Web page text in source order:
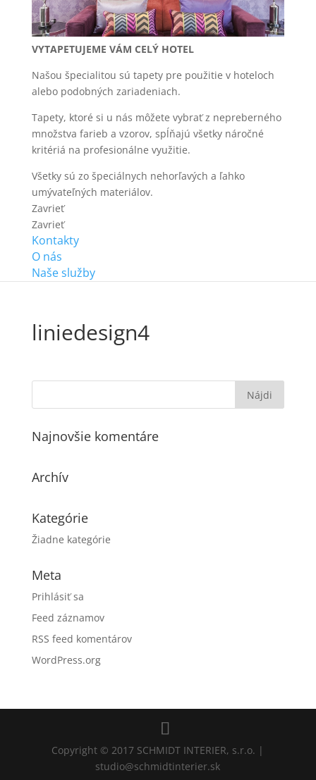
VYTAPETUJEME VÁM CELÝ HOTEL
Našou špecialitou sú tapety pre použitie v hoteloch
alebo podobných zariadeniach.
Tapety, ktoré si u nás môžete vybrať z nepreberného
množstva farieb a vzorov, spĺňajú všetky náročné
kritériá na profesionálne využitie.
Všetky sú zo špeciálnych nehorľavých a ľahko
umývateľných materiálov.
Zavrieť
Zavrieť
Kontakty
O nás
Naše služby
liniedesign4
Najnovšie komentáre
Archív
Kategórie
Žiadne kategórie
Meta
Prihlásiť sa
Feed záznamov
RSS feed komentárov
WordPress.org
Copyright © 2017 SCHMIDT INTERIER, s.r.o. |
studio@schmidtinterier.sk